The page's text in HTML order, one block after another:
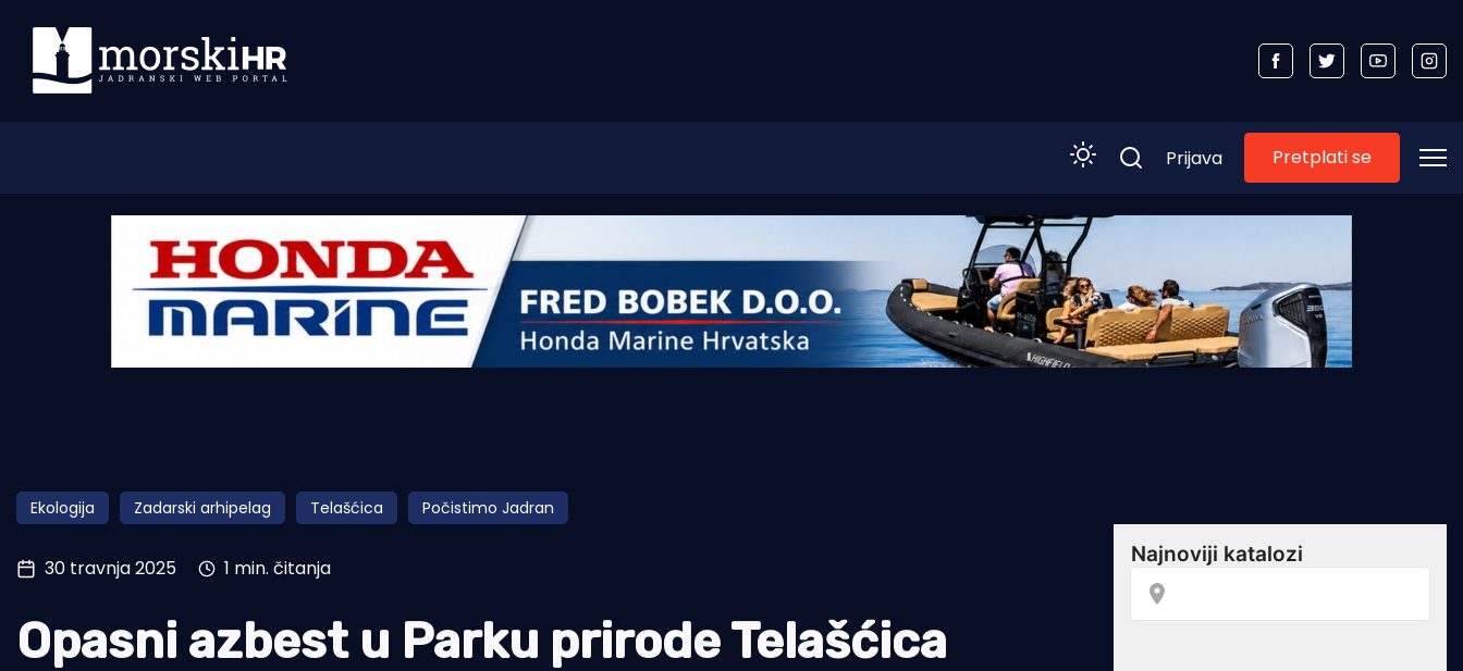
Morski plus
Pomorstvo
Ribolov
Tradicija i kultura
Prijava Pretplati se
Ekologija Zadarski arhipelag Telašćica Počistimo Jadran
30 travnja 2025 1 min. čitanja
Opasni azbest u Parku prirode Telašćica